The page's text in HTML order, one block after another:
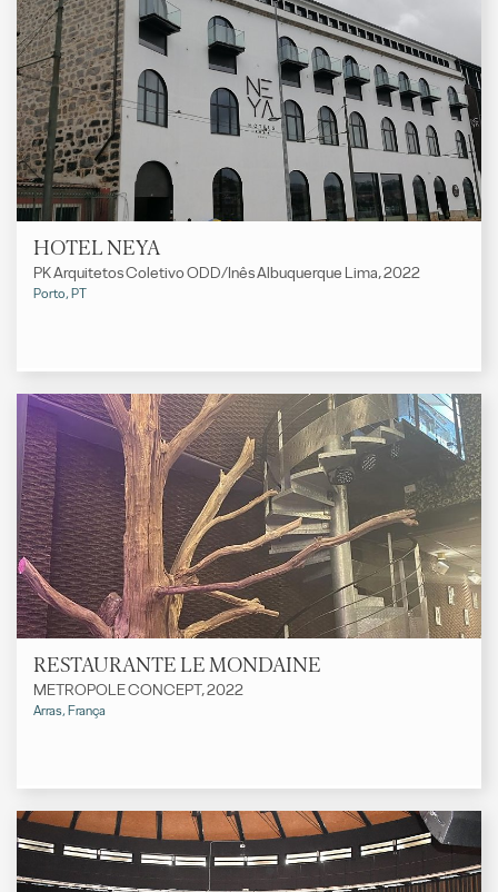
HOTEL NEYA
PK Arquitetos Coletivo ODD/Inês Albuquerque Lima, 2022
Porto, PT
RESTAURANTE LE MONDAINE
METROPOLE CONCEPT, 2022
Arras, França